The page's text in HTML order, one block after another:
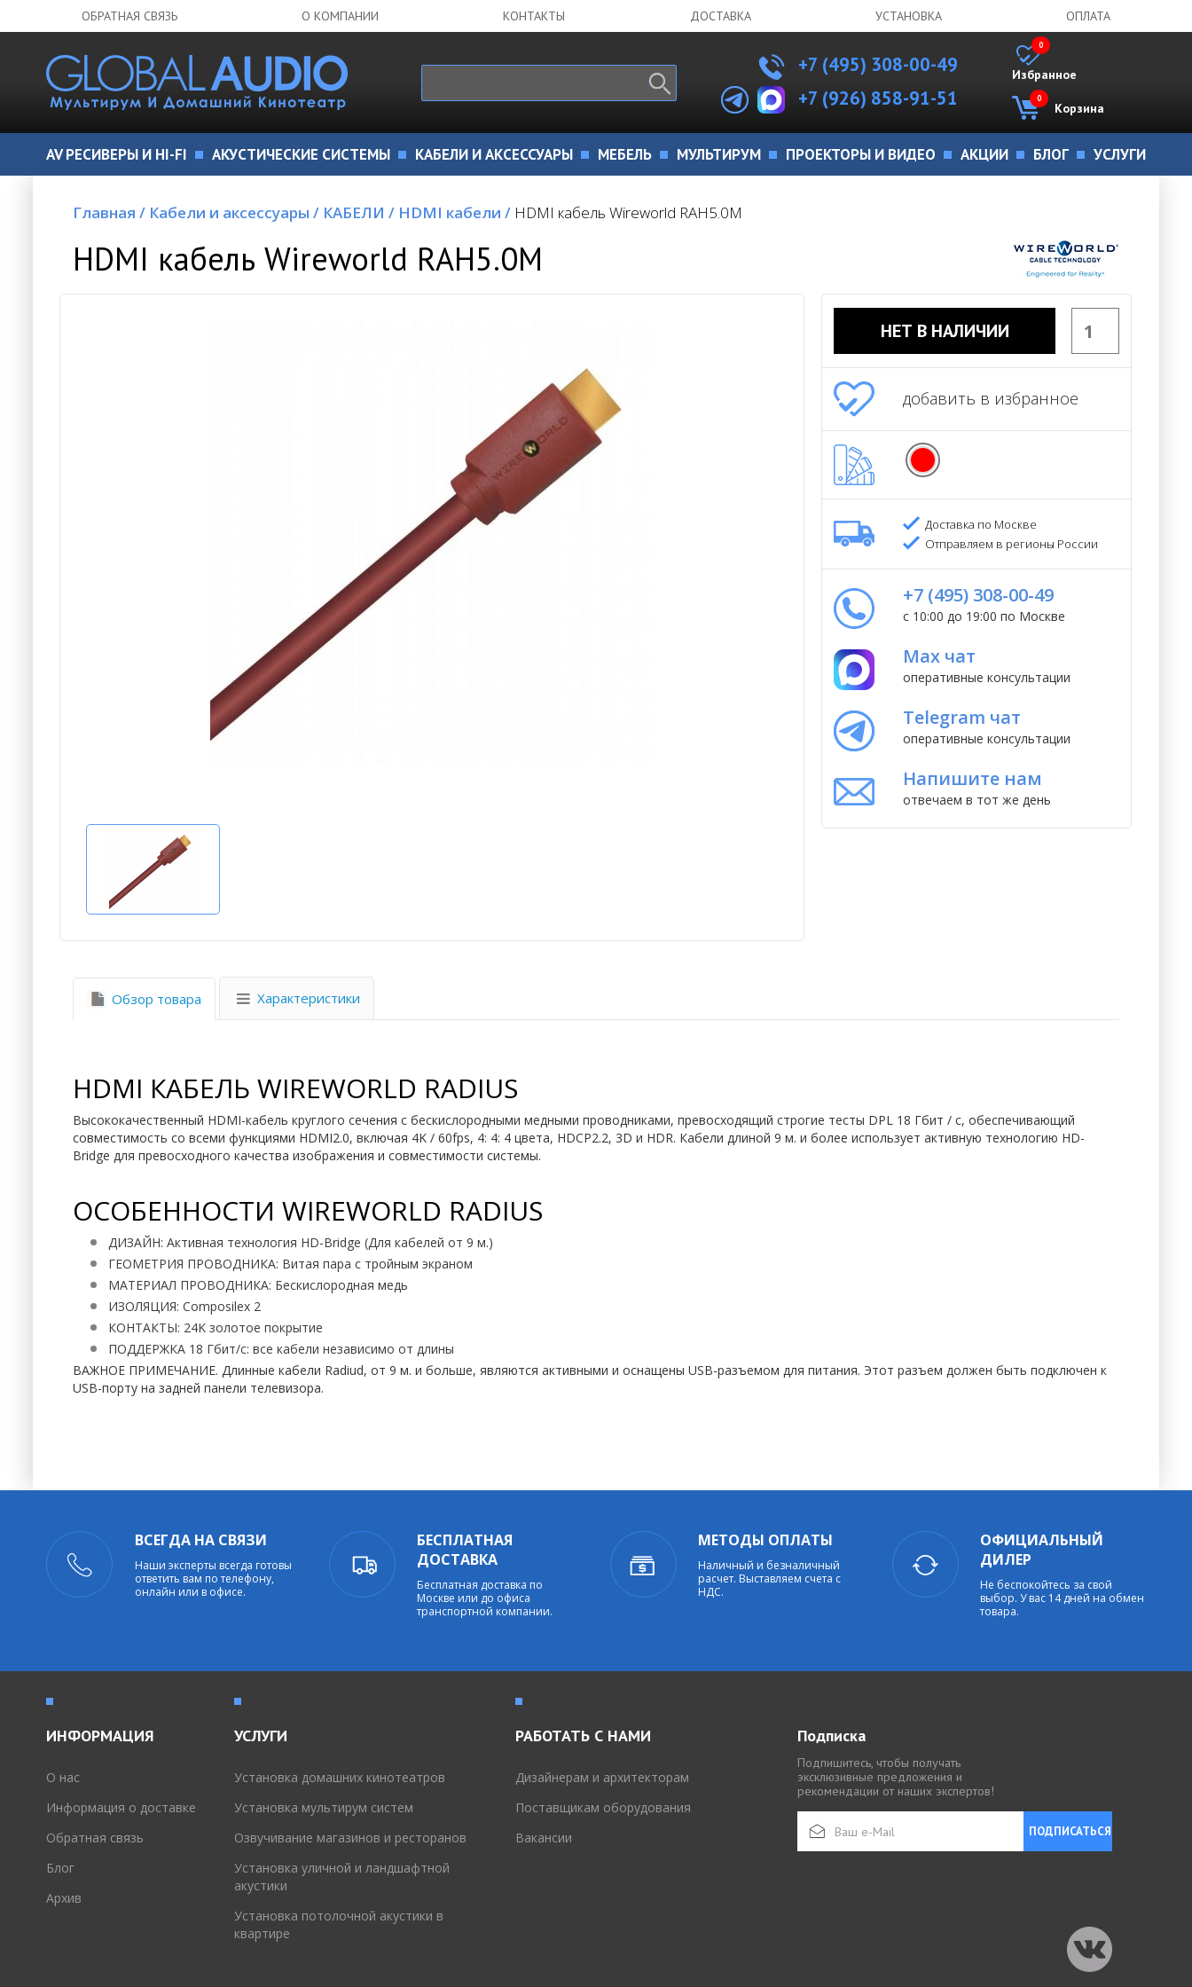
ОБРАТНАЯ СВЯЗЬ О КОМПАНИИ КОНТАКТЫ ДОСТАВКА УСТАНОВКА ОПЛАТА
+7 (495) 308-00-49
+7 (926) 858-91-51
Избранное
0
Корзина
0
AV РЕСИВЕРЫ И HI-FI АКУСТИЧЕСКИЕ СИСТЕМЫ КАБЕЛИ И АКСЕССУАРЫ МЕБЕЛЬ МУЛЬТИРУМ ПРОЕКТОРЫ И ВИДЕО АКЦИИ БЛОГ УСЛУГИ
Главная / Кабели и аксессуары / КАБЕЛИ / HDMI кабели / HDMI кабель Wireworld RAH5.0M
HDMI кабель Wireworld RAH5.0M
НЕТ В НАЛИЧИИ
добавить в избранное
Доставка по Москве
Отправляем в регионы России
+7 (495) 308-00-49
с 10:00 до 19:00 по Москве
Max чат
оперативные консультации
Telegram чат
оперативные консультации
Напишите нам
отвечаем в тот же день
Обзор товара Характеристики
HDMI КАБЕЛЬ WIREWORLD RADIUS
Высококачественный HDMI-кабель круглого сечения с бескислородными медными проводниками, превосходящий строгие тесты DPL 18 Гбит / с, обеспечивающий
совместимость со всеми функциями HDMI2.0, включая 4K / 60fps, 4: 4: 4 цвета, HDCP2.2, 3D и HDR. Кабели длиной 9 м. и более использует активную технологию HD-
Bridge для превосходного качества изображения и совместимости системы.
ОСОБЕННОСТИ WIREWORLD RADIUS
ДИЗАЙН: Активная технология HD-Bridge (Для кабелей от 9 м.)
ГЕОМЕТРИЯ ПРОВОДНИКА: Витая пара с тройным экраном
МАТЕРИАЛ ПРОВОДНИКА: Бескислородная медь
ИЗОЛЯЦИЯ: Composilex 2
КОНТАКТЫ: 24K золотое покрытие
ПОДДЕРЖКА 18 Гбит/с: все кабели независимо от длины
ВАЖНОЕ ПРИМЕЧАНИЕ. Длинные кабели Radiud, от 9 м. и больше, являются активными и оснащены USB-разъемом для питания. Этот разъем должен быть подключен к
USB-порту на задней панели телевизора.
ВСЕГДА НА СВЯЗИ
Наши эксперты всегда готовы
ответить вам по телефону,
онлайн или в офисе.
БЕСПЛАТНАЯ
ДОСТАВКА
Бесплатная доставка по
Москве или до офиса
транспортной компании.
МЕТОДЫ ОПЛАТЫ
Наличный и безналичный
расчет. Выставляем счета с
НДС.
ОФИЦИАЛЬНЫЙ
ДИЛЕР
Не беспокойтесь за свой
выбор. У вас 14 дней на обмен
товара.
ИНФОРМАЦИЯ
O нас
Информация о доставке
Обратная связь
Блог
Архив
УСЛУГИ
Установка домашних кинотеатров
Установка мультирум систем
Озвучивание магазинов и ресторанов
Установка уличной и ландшафтной
акустики
Установка потолочной акустики в
квартире
РАБОТАТЬ С НАМИ
Дизайнерам и архитекторам
Поставщикам оборудования
Вакансии
Подписка
Подпишитесь, чтобы получать
эксклюзивные предложения и
рекомендации от наших экспертов!
ПОДПИСАТЬСЯ